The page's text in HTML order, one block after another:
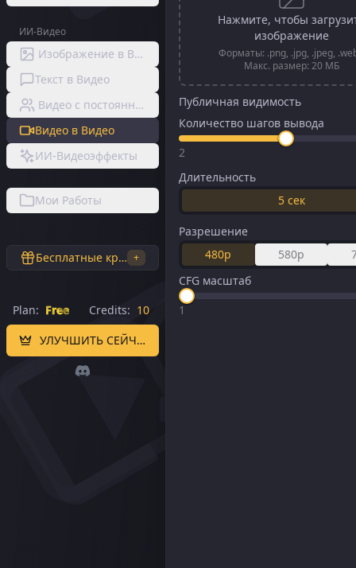
ИИ-Видео
Изображение в Видео
Текст в Видео
Видео с постоянным персонажем
Видео в Видео
ИИ-Видеоэффекты
Мои Работы
Бесплатные кредиты
+
Plan: Free Credits: 10
УЛУЧШИТЬ СЕЙЧАС
Нажмите, чтобы
изображение
Форматы: .png, .jpg, .jpeg,
Макс. размер: 20 МБ
Публичная видимость
Количество шагов вывода
2
Длительность
5 сек
Разрешение
480p
580p
CFG масштаб
1